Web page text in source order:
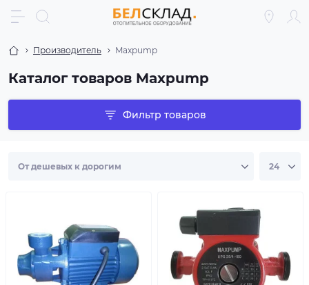
Производитель Maxpump
Каталог товаров Maxpump
Фильтр товаров